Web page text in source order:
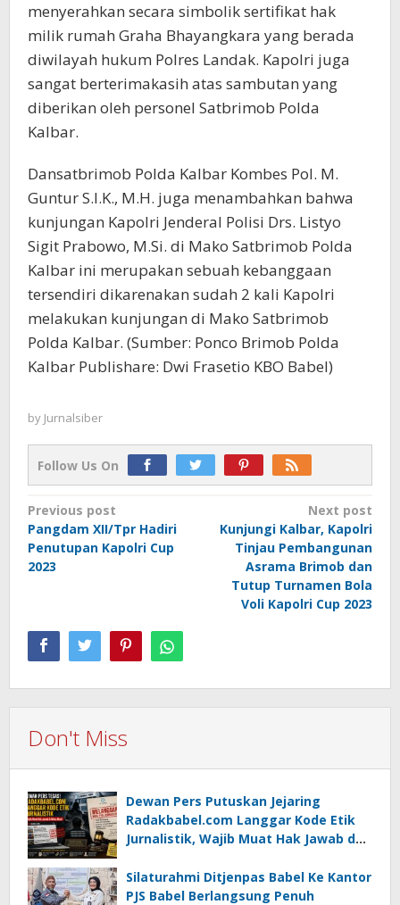
menyerahkan secara simbolik sertifikat hak
milik rumah Graha Bhayangkara yang berada
diwilayah hukum Polres Landak. Kapolri juga
sangat berterimakasih atas sambutan yang
diberikan oleh personel Satbrimob Polda
Kalbar.
Dansatbrimob Polda Kalbar Kombes Pol. M.
Guntur S.I.K., M.H. juga menambahkan bahwa
kunjungan Kapolri Jenderal Polisi Drs. Listyo
Sigit Prabowo, M.Si. di Mako Satbrimob Polda
Kalbar ini merupakan sebuah kebanggaan
tersendiri dikarenakan sudah 2 kali Kapolri
melakukan kunjungan di Mako Satbrimob
Polda Kalbar. (Sumber: Ponco Brimob Polda
Kalbar Publishare: Dwi Frasetio KBO Babel)
by Jurnalsiber
Follow Us On
Post
navigation
Previous post
Pangdam XII/Tpr Hadiri
Penutupan Kapolri Cup
2023
Next post
Kunjungi Kalbar, Kapolri
Tinjau Pembangunan
Asrama Brimob dan
Tutup Turnamen Bola
Voli Kapolri Cup 2023
Don't Miss
Dewan Pers Putuskan Jejaring
Radakbabel.com Langgar Kode Etik
Jurnalistik, Wajib Muat Hak Jawab dan
Silaturahmi Ditjenpas Babel Ke Kantor
PJS Babel Berlangsung Penuh